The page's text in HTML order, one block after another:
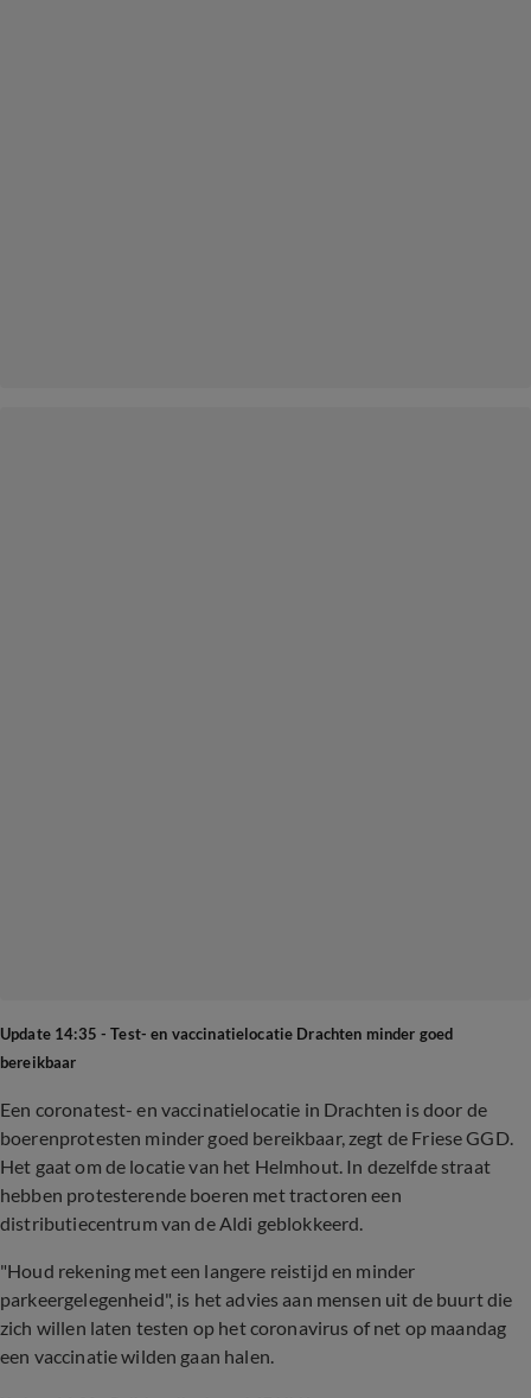
Update 14:35 - Test- en vaccinatielocatie Drachten minder goed
bereikbaar
Een coronatest- en vaccinatielocatie in Drachten is door de
boerenprotesten minder goed bereikbaar, zegt de Friese GGD.
Het gaat om de locatie van het Helmhout. In dezelfde straat
hebben protesterende boeren met tractoren een
distributiecentrum van de Aldi geblokkeerd.
"Houd rekening met een langere reistijd en minder
parkeergelegenheid", is het advies aan mensen uit de buurt die
zich willen laten testen op het coronavirus of net op maandag
een vaccinatie wilden gaan halen.